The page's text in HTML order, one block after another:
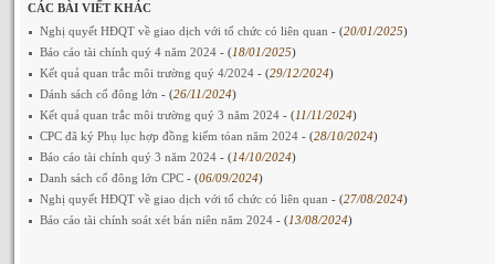
CÁC BÀI VIẾT KHÁC
Nghị quyết HĐQT về giao dịch với tổ chức có liên quan - (20/01/2025)
Báo cáo tài chính quý 4 năm 2024 - (18/01/2025)
Kết quả quan trắc môi trường quý 4/2024 - (29/12/2024)
Dánh sách cổ đông lớn - (26/11/2024)
Kết quả quan trắc môi trường quý 3 năm 2024 - (11/11/2024)
CPC đã ký Phụ lục hợp đồng kiểm tóan năm 2024 - (28/10/2024)
Báo cáo tài chính quý 3 năm 2024 - (14/10/2024)
Danh sách cổ đông lớn CPC - (06/09/2024)
Nghị quyết HĐQT về giao dịch với tổ chức có liên quan - (27/08/2024)
Báo cáo tài chính soát xét bán niên năm 2024 - (13/08/2024)